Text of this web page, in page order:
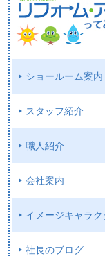
ショールーム案内
スタッフ紹介
職人紹介
会社案内
イメージキャラク
社長のブログ